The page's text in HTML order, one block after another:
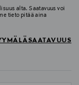
alta. Saatavuus voi
tieto pitää aina